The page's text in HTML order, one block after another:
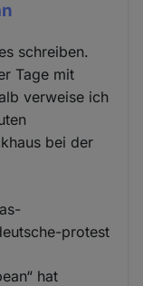
schreiben.
Tage mit
verweise ich
bei der
protest
hat